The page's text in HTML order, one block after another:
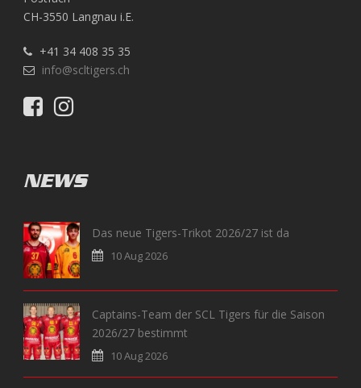
CH-3550 Langnau i.E.
+41 34 408 35 35
info@scltigers.ch
NEWS
Das neue Tigers-Trikot 2026/27 ist da
10 Aug 2026
Captains-Team der SCL Tigers für die Saison
2026/27 bestimmt
10 Aug 2026